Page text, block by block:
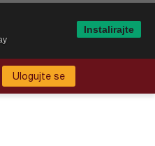
Ulogujte se
Instalirajte